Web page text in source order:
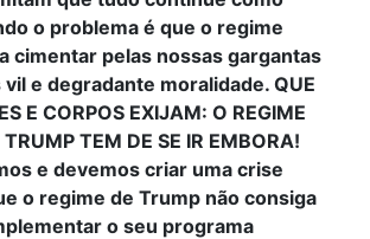
o problema é que o regime
cimentar pelas nossas gargantas
vil e degradante moralidade. QUE
E CORPOS EXIJAM: O REGIME
TRUMP TEM DE SE IR EMBORA!
e devemos criar uma crise
o regime de Trump não consiga
o seu programa